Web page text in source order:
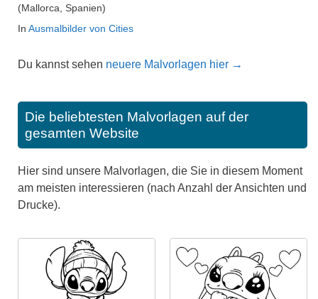
(Mallorca, Spanien)
In Ausmalbilder von Cities
Du kannst sehen neuere Malvorlagen hier →
Die beliebtesten Malvorlagen auf der
gesamten Website
Hier sind unsere Malvorlagen, die Sie in diesem Moment
am meisten interessieren (nach Anzahl der Ansichten und
Drucke).